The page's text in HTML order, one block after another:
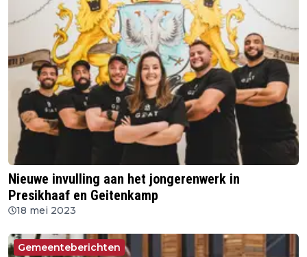
Nieuwe invulling aan het jongerenwerk in
Presikhaaf en Geitenkamp
18 mei 2023
Gemeenteberichten